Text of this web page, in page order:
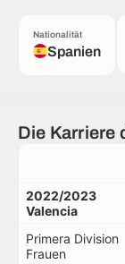
Nationalität
Spanien
Die Karriere
2022/2023
Valencia
Primera Division
Frauen